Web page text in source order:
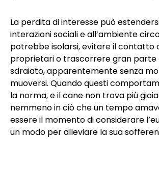
La perdita di interesse può
interazioni sociali e all’ambiente
potrebbe isolarsi, evitare il contatto
proprietari o trascorrere gran parte
sdraiato, apparentemente senza
muoversi. Quando questi
la norma, e il cane non trova più
nemmeno in ciò che un tempo
essere il momento di considerare
un modo per alleviare la sua